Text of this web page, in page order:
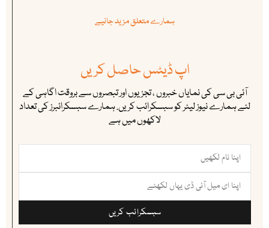
ہمارے متعلق مزید جانیے
اپ ڈیٹس حاصل کریں
آئی بی سی کی نمایاں خبروں ، تجزیوں اور تبصروں سے بروقت اگاہی کے
لئے ہمارے نیوز لیٹر کو سبسکرائب کریں. ہمارے سبسکرائبرز کی تعداد
لاکھوں میں ہے
سبسکرائب کریں